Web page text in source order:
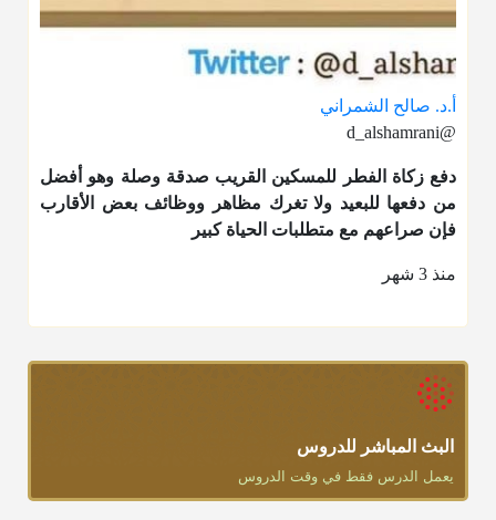
أ.د. صالح الشمراني
@d_alshamrani
دفعزكاة الفطر
للمسكين القريب صدقة وصلة وهو أفضل
من دفعها للبعيد ولا تغرك مظاهر ووظائف بعض الأقارب
فإن صراعهم مع متطلبات الحياة كبير
منذ 3 شهر
البث المباشر للدروس
يعمل الدرس فقط في وقت الدروس